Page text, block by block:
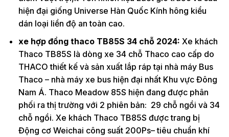
hiện đại giống Universe Hàn Quốc Kính hông kiểu
dán loại liền độ an toàn cao.
xe hợp đồng thaco TB85S 34 chỗ 2024: Xe khách
Thaco TB85S là dòng xe 34 chỗ Thaco cao cấp do
THACO thiết kế và sản xuất lắp ráp tại nhà máy Bus
Thaco – nhà máy xe bus hiện đại nhất Khu vực Đông
Nam Á. Thaco Meadow 85S hiện đang được phân
phối ra thị trường với 2 phiên bản: 29 chỗ ngồi và 34
chỗ ngồi. Xe khách Thaco TB85S được trang bị
Động cơ Weichai công suất 200Ps– tiêu chuẩn khí